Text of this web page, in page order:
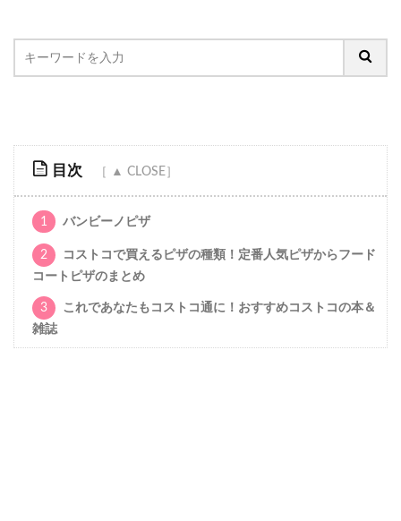
目次
1 バンビーノピザ
2
コストコで買えるピザの種類！定番人気ピザからフード
コートピザのまとめ
3
これであなたもコストコ通に！おすすめコストコの本＆
雑誌